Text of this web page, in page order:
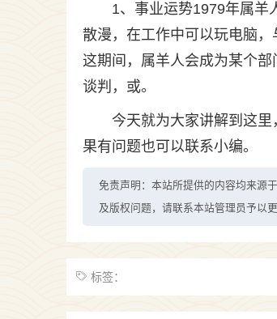
1、事业运势1979年属羊
散漫，在工作中可以玩电脑
这期间，属羊人会成为某个
谈判，或。
今天就为大家讲解到这
果有问题也可以联系小编。
免责声明：本站所提供的内容均来源
及版权问题，请联系本站管理员予以更
标签：